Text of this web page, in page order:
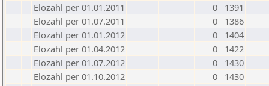
Elozahl per 01.01.2011
0
1391
Elozahl per 01.07.2011
0
1386
Elozahl per 01.01.2012
0
1404
Elozahl per 01.04.2012
0
1422
Elozahl per 01.07.2012
0
1430
Elozahl per 01.10.2012
0
1430